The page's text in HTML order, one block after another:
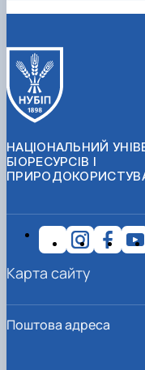
НАЦІОНАЛЬНИЙ
БІОРЕСУРСІВ І
Поштова адреса
Карта сайту